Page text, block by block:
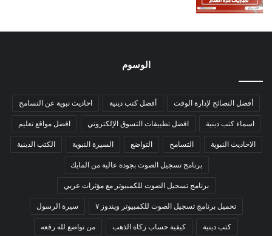
الوسوم
أفضل النصائح لإدارة الوقت أفضل كتب دينية احاديث نبوية عن التسامح
اسماء كتب دينية افضل تطبيقات التسوق الإلكتروني افضل مواقع تعليم
الاحاديث النبوية التسامح التواضع السيرة النبوية الكتب الدينية
برنامج تسجيل الصوت بجودة عالية من المايك
برنامج تسجيل الصوت للكمبيوتر مع مؤثرات عربي
تحميل برنامج تسجيل الصوت للكمبيوتر ويندوز ٧ سيرة الرسول
كتب دينية كيفية حساب زكاة الذهب من تواضع لله رفعه